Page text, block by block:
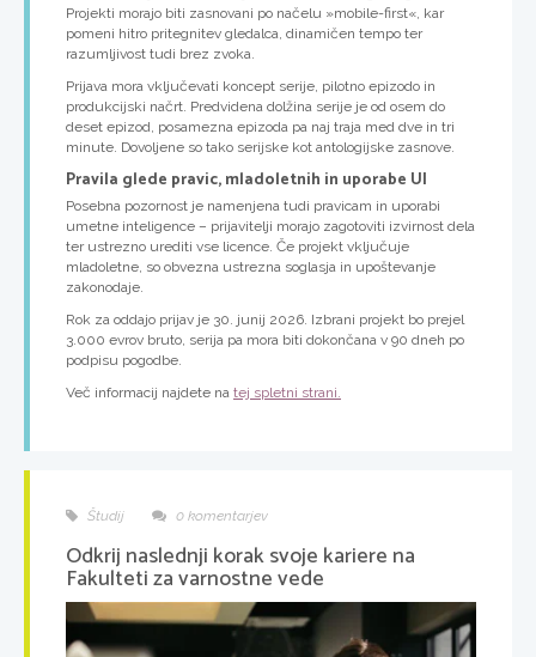
Projekti morajo biti zasnovani po načelu »mobile-first«, kar
pomeni hitro pritegnitev gledalca, dinamičen tempo ter
razumljivost tudi brez zvoka.
Prijava mora vključevati koncept serije, pilotno epizodo in
produkcijski načrt. Predvidena dolžina serije je od osem do
deset epizod, posamezna epizoda pa naj traja med dve in tri
minute. Dovoljene so tako serijske kot antologijske zasnove.
Pravila glede pravic, mladoletnih in uporabe UI
Posebna pozornost je namenjena tudi pravicam in uporabi
umetne inteligence – prijavitelji morajo zagotoviti izvirnost dela
ter ustrezno urediti vse licence. Če projekt vključuje
mladoletne, so obvezna ustrezna soglasja in upoštevanje
zakonodaje.
Rok za oddajo prijav je 30. junij 2026. Izbrani projekt bo prejel
3.000 evrov bruto, serija pa mora biti dokončana v 90 dneh po
podpisu pogodbe.
Več informacij najdete na tej spletni strani.
Študij 0 komentarjev
Odkrij naslednji korak svoje kariere na
Fakulteti za varnostne vede